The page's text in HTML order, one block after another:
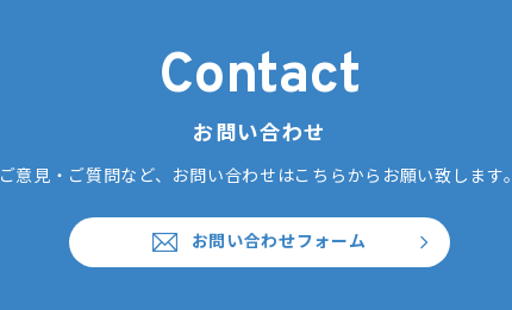
Contact
お問い合わせ
ご意見・ご質問など、お問い合わせはこちらからお願い致します。
お問い合わせフォーム